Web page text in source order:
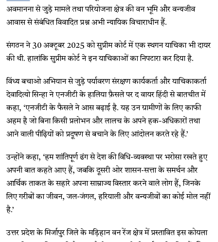
अवमानना से जुड़े मामले तथा परियोजना क्षेत्र की वन भूमि और वन्यजीव
आवास से संबंधित विवादित प्रश्न अभी न्यायिक विचाराधीन हैं.
संगठन ने 30 अक्टूबर 2025 को सुप्रीम कोर्ट में एक स्थगन याचिका भी दायर
की थी. हालांकि सुप्रीम कोर्ट ने इन याचिकाओं का निपटारा कर दिया है.
विंध्य बचाओ अभियान से जुड़े पर्यावरण संरक्षण कार्यकर्ता और याचिकाकर्ता
देवादित्यो सिन्हा ने एनजीटी के हालिया फ़ैसले पर द वायर हिंदी से बातचीत में
कहा, ‘एनजीटी के फैसले ने आस बढ़ाई है. यह उन ग्रामीणों के लिए काफी
अहम है जो बिना किसी प्रलोभन और लालच के अपने हक-अधिकारों तथा
आने वाली पीढ़ियों को प्रदूषण से बचाने के लिए आंदोलन करते रहे हैं.’
उन्होंने कहा, ‘हम शांतिपूर्ण ढंग से देश की विधि-व्यवस्था पर भरोसा रखते हुए
अपनी बात कहते आए हैं, जबकि दूसरी ओर शासन-सत्ता के समर्थन और
आर्थिक ताकत के सहारे अपना साम्राज्य विस्तार करने वाले लोग हैं, जिनके
लिए गरीबों का जीवन, जल-जंगल, हरियाली और वन्यजीवों का कोई मोल नहीं
है.’
उत्तर प्रदेश के मिर्जापुर जिले के मड़िहान वन रेंज क्षेत्र में प्रस्तावित इस कोयला